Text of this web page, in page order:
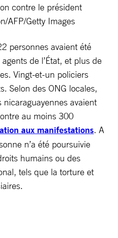
contre le président
AFP/Getty Images
personnes avaient été
de l’État, et plus de
Vingt-et-un policiers
Selon des ONG locales,
avaient
au moins 300
aux manifestations. A
n’a été poursuivie
humains ou des
tels que la torture et